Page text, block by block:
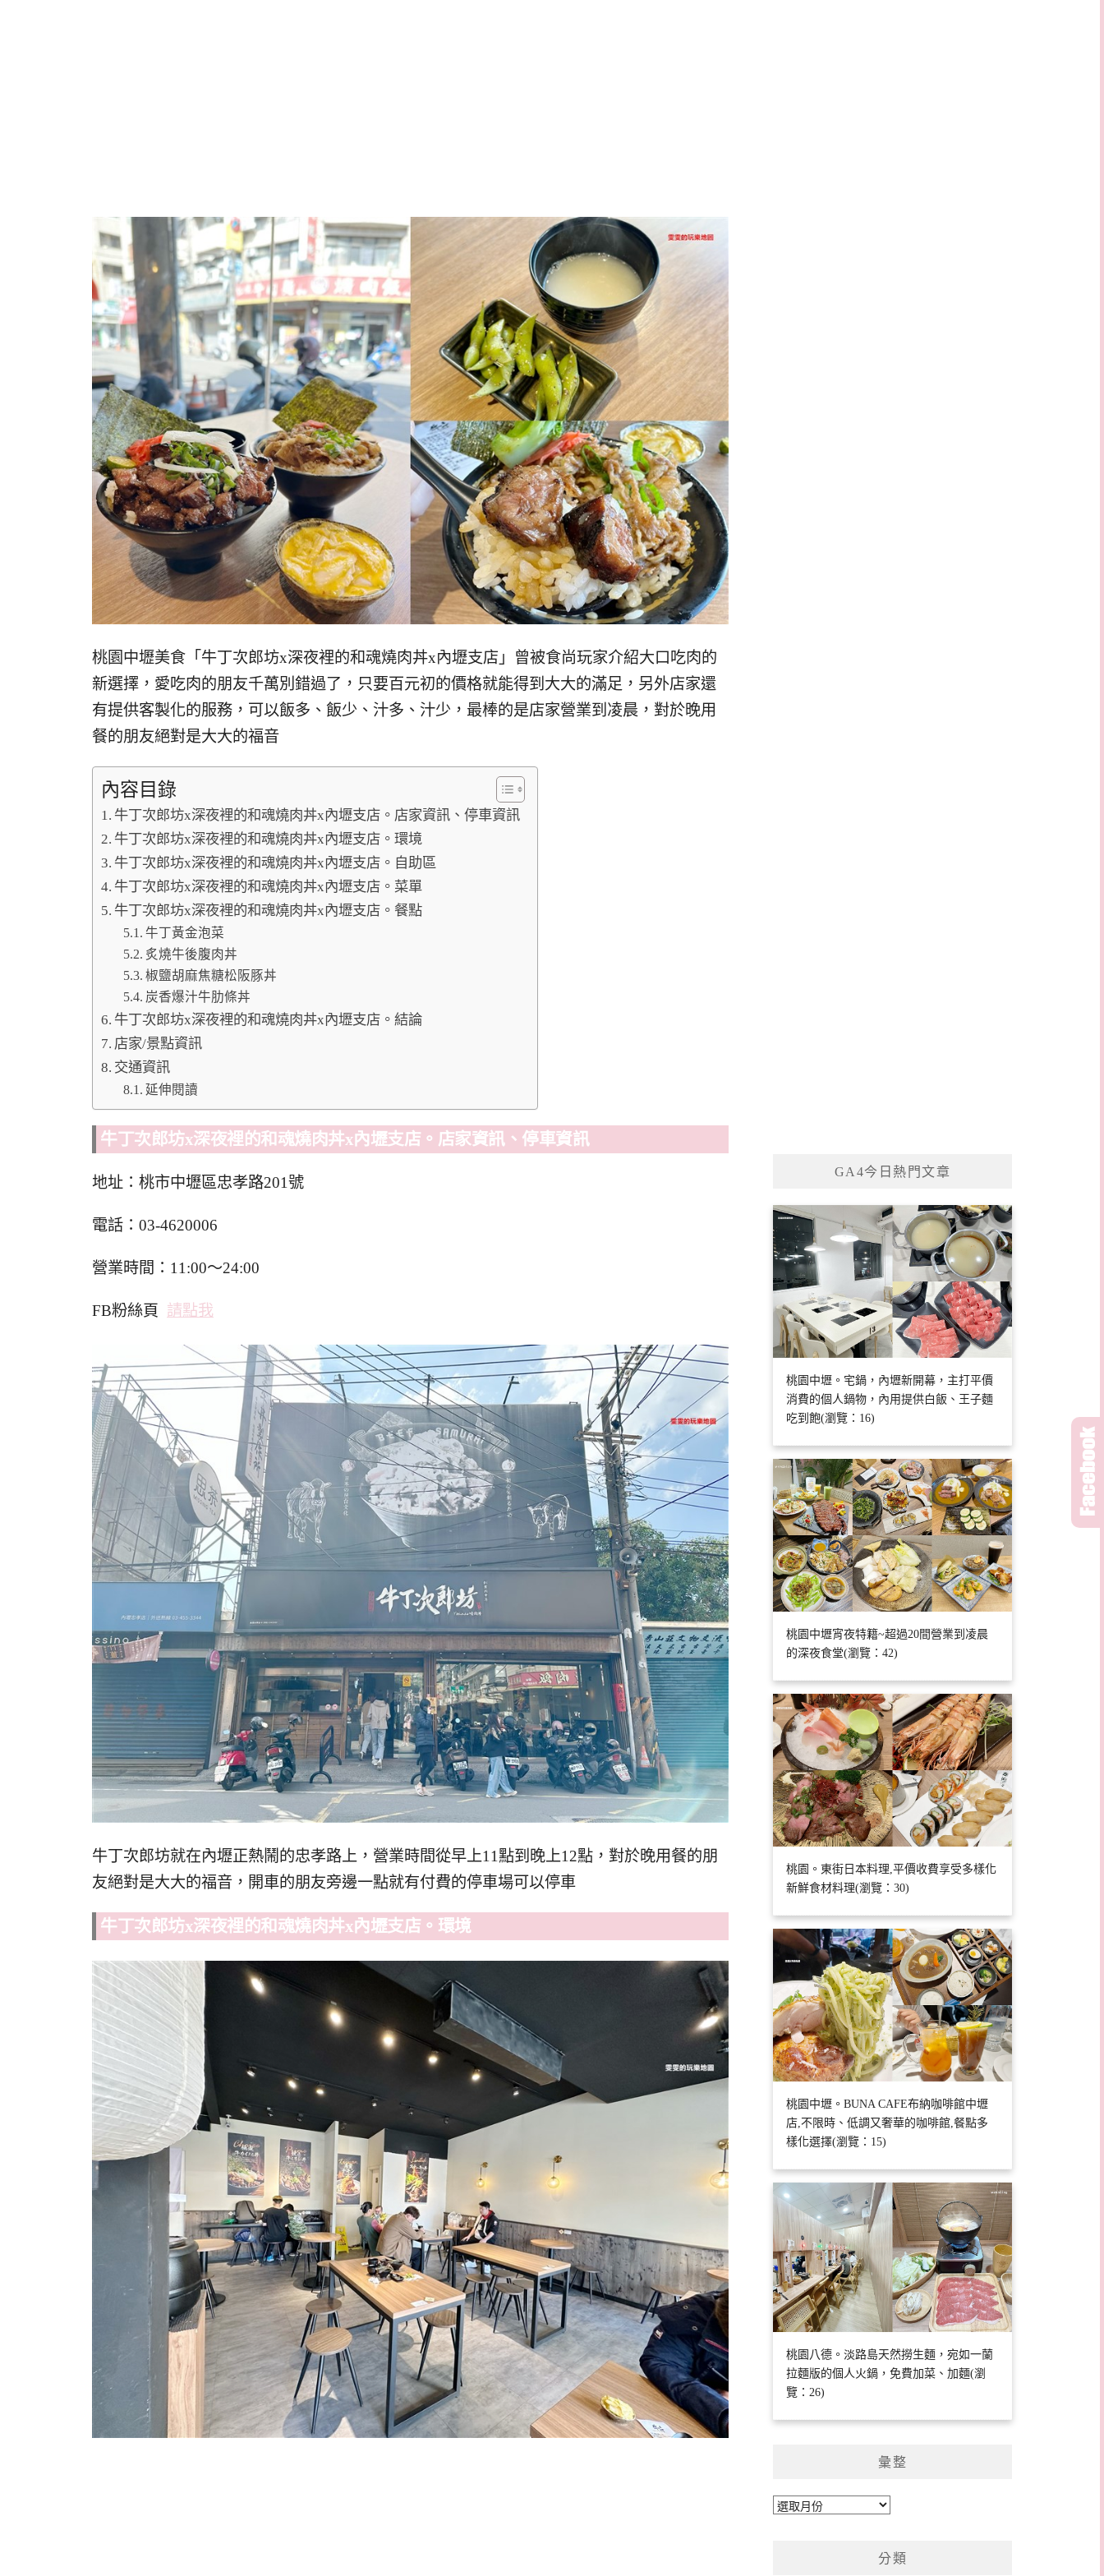
桃園中壢美食「牛丁次郎坊x深夜裡的和魂燒肉丼x內壢支店」曾被食尚玩家介紹大口吃肉的
新選擇，愛吃肉的朋友千萬別錯過了，只要百元初的價格就能得到大大的滿足，另外店家還
有提供客製化的服務，可以飯多、飯少、汁多、汁少，最棒的是店家營業到凌晨，對於晚用
餐的朋友絕對是大大的福音
內容目錄
牛丁次郎坊x深夜裡的和魂燒肉丼x內壢支店。店家資訊、停車資訊
牛丁次郎坊x深夜裡的和魂燒肉丼x內壢支店。環境
牛丁次郎坊x深夜裡的和魂燒肉丼x內壢支店。自助區
牛丁次郎坊x深夜裡的和魂燒肉丼x內壢支店。菜單
牛丁次郎坊x深夜裡的和魂燒肉丼x內壢支店。餐點
牛丁黃金泡菜
炙燒牛後腹肉丼
椒鹽胡麻焦糖松阪豚丼
炭香爆汁牛肋條丼
牛丁次郎坊x深夜裡的和魂燒肉丼x內壢支店。結論
店家/景點資訊
交通資訊
延伸閱讀
牛丁次郎坊x深夜裡的和魂燒肉丼x內壢支店。店家資訊、停車資訊
地址：桃市中壢區忠孝路201號
電話：03-4620006
營業時間：11:00～24:00
FB粉絲頁 請點我
牛丁次郎坊就在內壢正熱鬧的忠孝路上，營業時間從早上11點到晚上12點，對於晚用餐的朋
友絕對是大大的福音，開車的朋友旁邊一點就有付費的停車場可以停車
牛丁次郎坊x深夜裡的和魂燒肉丼x內壢支店。環境
GA4今日熱門文章
桃園中壢。宅鍋，內壢新開幕，主打平價
消費的個人鍋物，內用提供白飯、王子麵
吃到飽(瀏覽：16)
桃園中壢宵夜特籍~超過20間營業到凌晨
的深夜食堂(瀏覽：42)
桃園。東街日本料理,平價收費享受多樣化
新鮮食材料理(瀏覽：30)
桃園中壢。BUNA CAFE布納咖啡館中壢
店,不限時、低調又奢華的咖啡館,餐點多
樣化選擇(瀏覽：15)
桃園八德。淡路島天然撈生麵，宛如一蘭
拉麵版的個人火鍋，免費加菜、加麵(瀏
覽：26)
彙整
彙
分類